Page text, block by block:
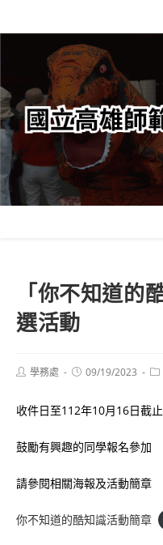
轉
要
內
容
「你不知道的
選活動
Post學務處
Post09/19/2023
收件日至112年10月16日截止
鼓勵有興趣的同學報名參加
請參閱相關海報及活動簡章
你不知道的酷知識活動簡章